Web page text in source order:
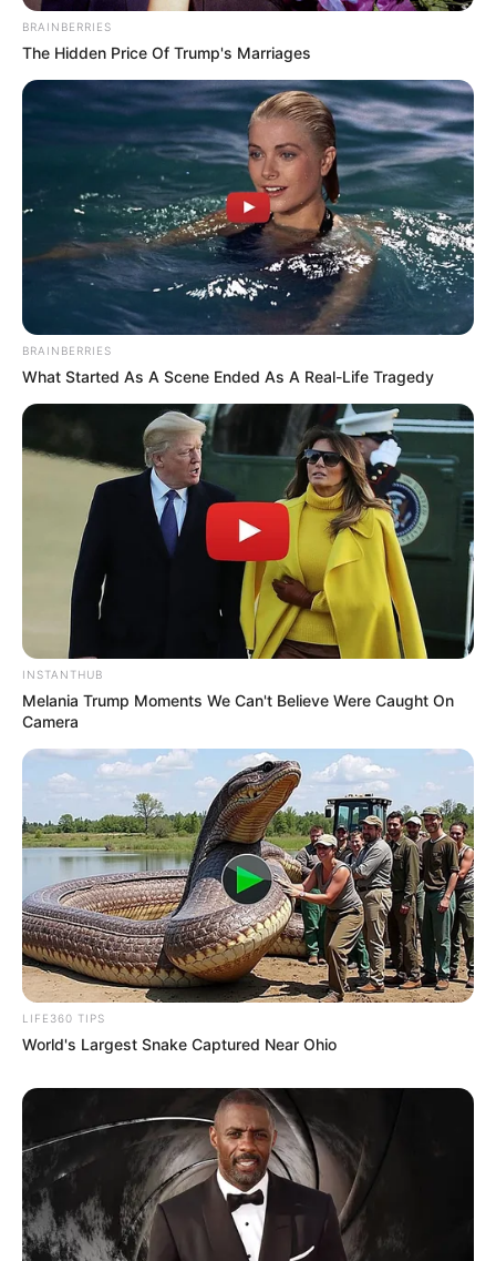
BRAINBERRIES
The Hidden Price Of Trump's Marriages
BRAINBERRIES
What Started As A Scene Ended As A Real-Life Tragedy
INSTANTHUB
Melania Trump Moments We Can't Believe Were Caught On
Camera
LIFE360 TIPS
World's Largest Snake Captured Near Ohio